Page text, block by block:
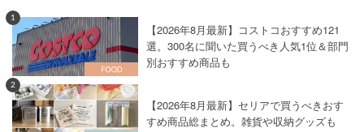
1
【2026年8月最新】コストコおすすめ121
選。300名に聞いた買うべき人気1位＆部門
別おすすめ商品も
2
【2026年8月最新】セリアで買うべきおす
すめ商品総まとめ。雑貨や収納グッズも